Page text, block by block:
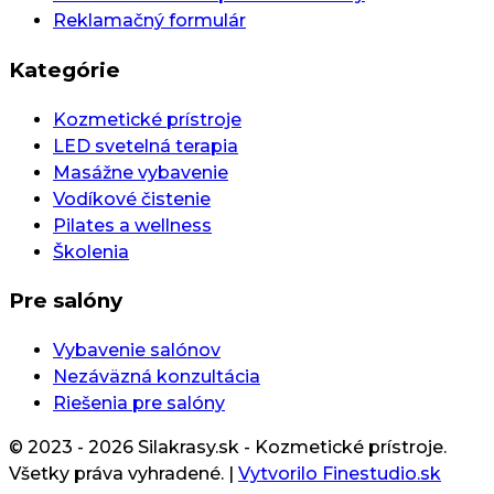
Reklamačný formulár
Kategórie
Kozmetické prístroje
LED svetelná terapia
Masážne vybavenie
Vodíkové čistenie
Pilates a wellness
Školenia
Pre salóny
Vybavenie salónov
Nezáväzná konzultácia
Riešenia pre salóny
© 2023 - 2026 Silakrasy.sk - Kozmetické prístroje.
Všetky práva vyhradené. | Vytvorilo Finestudio.sk